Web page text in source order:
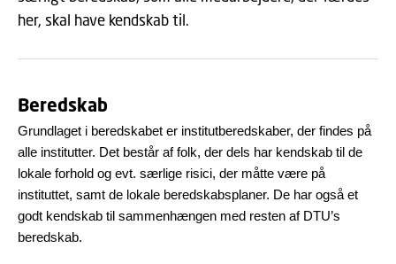
her, skal have kendskab til.
Beredskab
Grundlaget i beredskabet er institutberedskaber, der findes på
alle institutter. Det består af folk, der dels har kendskab til de
lokale forhold og evt. særlige risici, der måtte være på
instituttet, samt de lokale beredskabsplaner. De har også et
godt kendskab til sammenhængen med resten af DTU’s
beredskab.